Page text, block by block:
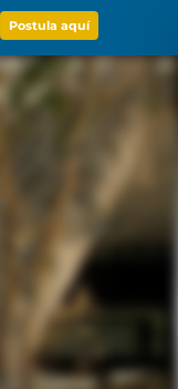
Postula aquí